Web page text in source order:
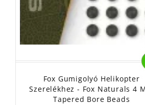
Fox Gumigolyó Helikopter
Szerelékhez - Fox Naturals 4
Tapered Bore Beads